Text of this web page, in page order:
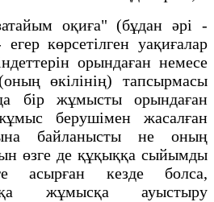
оқиға" (бұдан әрі -
көрсетілген уақиғалар
орындаған немесе
өкілінің) тапсырмасы
бір жұмысты орындаған
берушімен жасалған
байланысты не оның
өзге де құқыққа сыйымды
асырған кезде болса,
жұмысқа ауыстыру